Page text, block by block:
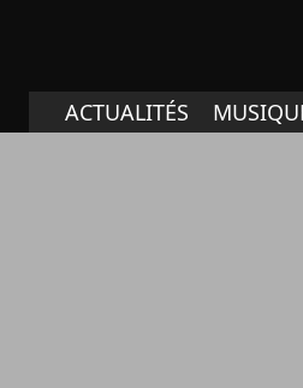
ACTUALITÉS